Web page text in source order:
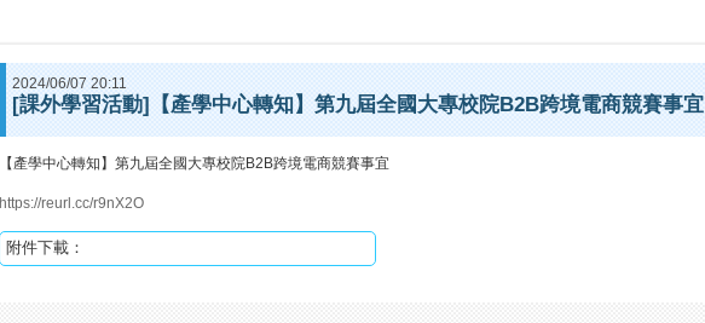
2024/06/07 20:11
[課外學習活動]【產學中心轉知】第九屆全國大專校院B2B跨境電商競賽事宜
【產學中心轉知】第九屆全國大專校院B2B跨境電商競賽事宜
https://reurl.cc/r9nX2O
附件下載：